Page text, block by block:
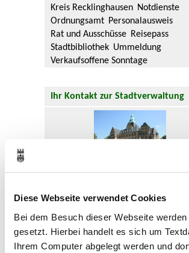
Diese Webseite verwendet Cookies
Bei dem Besuch dieser Webseite
gesetzt. Hierbei handelt es sich um
Ihrem Computer abgelegt werden und
Kreis Recklinghausen Notdienste
Ordnungsamt Personalausweis
Rat und Ausschüsse Reisepass
Stadtbibliothek Ummeldung
Verkaufsoffene Sonntage
Ihr Kontakt zur Stadtverwaltung
Online-Terminvergabe
Beurkundung Vaterschaft,
und Unterhalt
Gewerbeangelegenheiten